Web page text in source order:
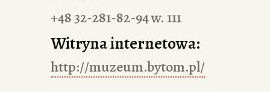
+48 32-281-82-94 w. 111
Witryna internetowa:
http://muzeum.bytom.pl/